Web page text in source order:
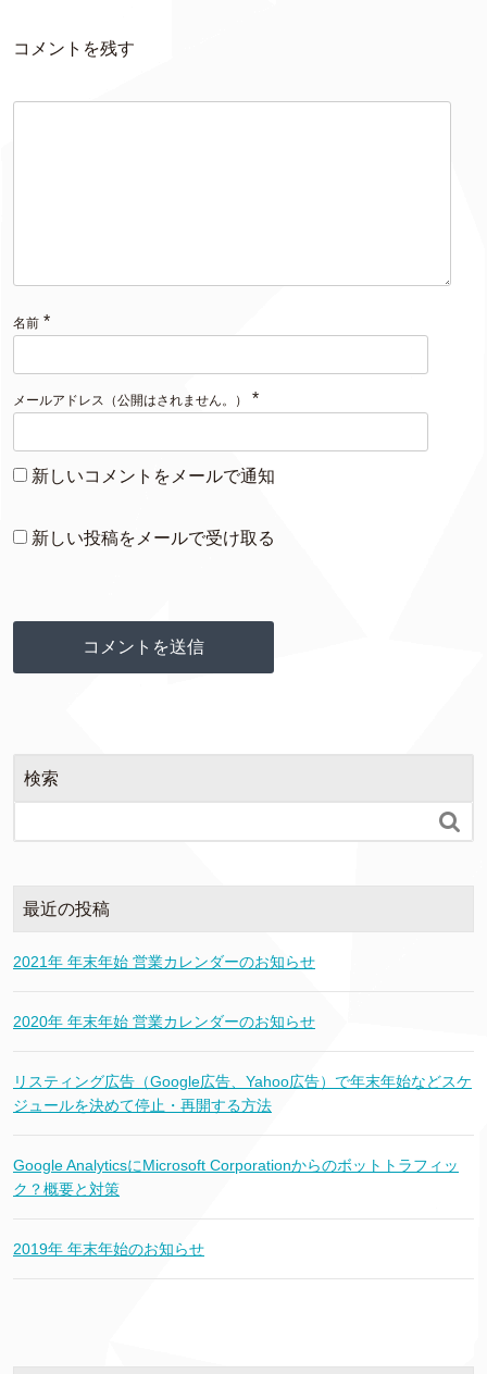
コメントを残す
名前 *
メールアドレス（公開はされません。） *
新しいコメントをメールで通知
新しい投稿をメールで受け取る
検索

最近の投稿
2021年 年末年始 営業カレンダーのお知らせ
2020年 年末年始 営業カレンダーのお知らせ
リスティング広告（Google広告、Yahoo広告）で年末年始などスケ
ジュールを決めて停止・再開する方法
Google AnalyticsにMicrosoft Corporationからのボットトラフィッ
ク？概要と対策
2019年 年末年始のお知らせ